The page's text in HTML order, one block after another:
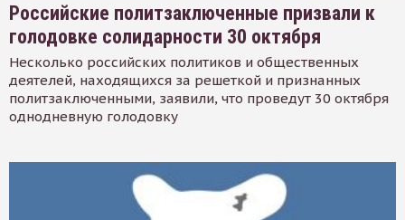
Российские политзаключенные призвали к
голодовке солидарности 30 октября
Несколько российских политиков и общественных
деятелей, находящихся за решеткой и признанных
политзаключенными, заявили, что проведут 30 октября
однодневную голодовку